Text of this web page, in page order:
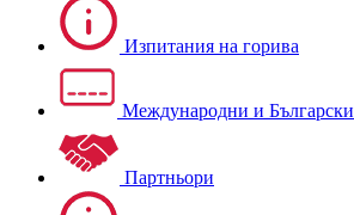
Изпитания на горива
Международни и Български
Партньори